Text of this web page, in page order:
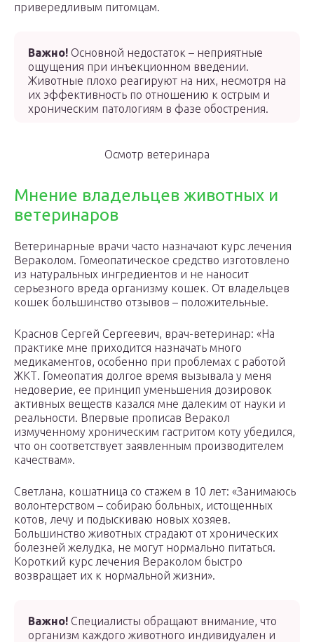
привередливым питомцам.
Важно! Основной недостаток – неприятные
ощущения при инъекционном введении.
Животные плохо реагируют на них, несмотря на
их эффективность по отношению к острым и
хроническим патологиям в фазе обострения.
Осмотр ветеринара
Мнение владельцев животных и
ветеринаров
Ветеринарные врачи часто назначают курс лечения
Вераколом. Гомеопатическое средство изготовлено
из натуральных ингредиентов и не наносит
серьезного вреда организму кошек. От владельцев
кошек большинство отзывов – положительные.
Краснов Сергей Сергеевич, врач-ветеринар: «На
практике мне приходится назначать много
медикаментов, особенно при проблемах с работой
ЖКТ. Гомеопатия долгое время вызывала у меня
недоверие, ее принцип уменьшения дозировок
активных веществ казался мне далеким от науки и
реальности. Впервые прописав Веракол
измученному хроническим гастритом коту убедился,
что он соответствует заявленным производителем
качествам».
Светлана, кошатница со стажем в 10 лет: «Занимаюсь
волонтерством – собираю больных, истощенных
котов, лечу и подыскиваю новых хозяев.
Большинство животных страдают от хронических
болезней желудка, не могут нормально питаться.
Короткий курс лечения Вераколом быстро
возвращает их к нормальной жизни».
Важно! Специалисты обращают внимание, что
организм каждого животного индивидуален и